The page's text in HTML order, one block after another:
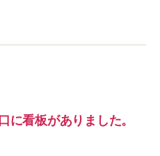
に看板がありました。